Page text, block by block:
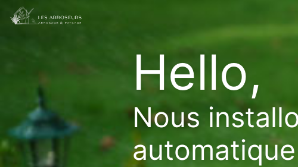
Hello,
Nous
automatique